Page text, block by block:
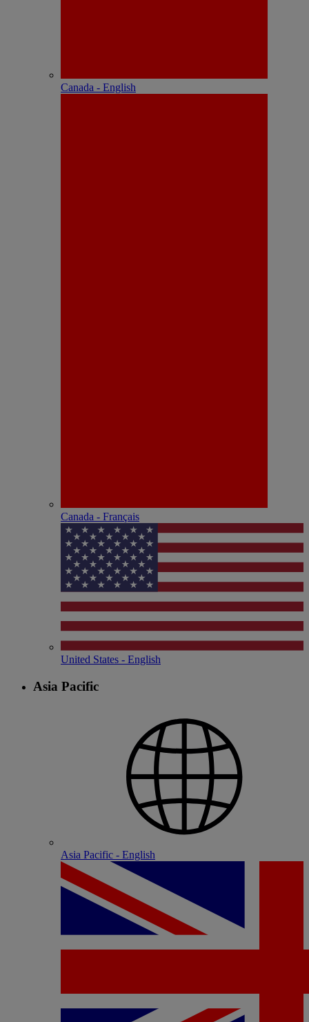
Canada - English
Canada - Français
United States - English
Asia Pacific
Asia Pacific - English